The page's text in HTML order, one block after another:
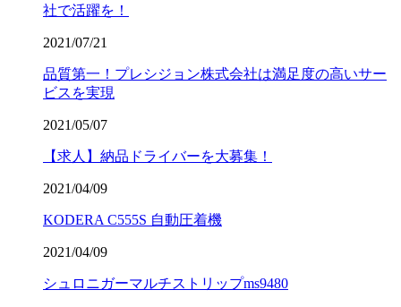
社で活躍を！
2021/07/21
品質第一！プレシジョン株式会社は満足度の高いサー
ビスを実現
2021/05/07
【求人】納品ドライバーを大募集！
2021/04/09
KODERA C555S 自動圧着機
2021/04/09
シュロニガーマルチストリップms9480